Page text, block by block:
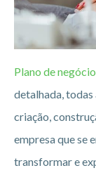
Plano de
detalhada, todas
criação,
empresa que se
transformar e